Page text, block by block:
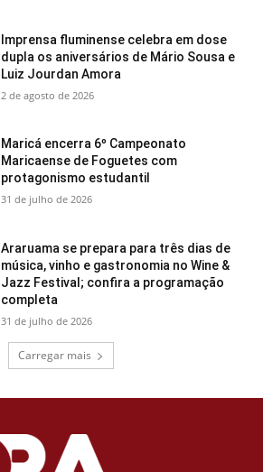
Imprensa fluminense celebra em dose
dupla os aniversários de Mário Sousa e
Luiz Jourdan Amora
2 de agosto de 2026
Maricá encerra 6º Campeonato
Maricaense de Foguetes com
protagonismo estudantil
31 de julho de 2026
Araruama se prepara para três dias de
música, vinho e gastronomia no Wine &
Jazz Festival; confira a programação
completa
31 de julho de 2026
Carregar mais